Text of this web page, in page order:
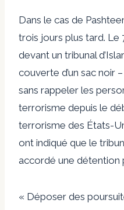
Dans le cas de
trois jours plus tard. Le
devant un tribunal
couverte d’un sac noir
sans rappeler les
terrorisme depuis le
terrorisme des États-
ont indiqué que le
accordé une détention
« Déposer des